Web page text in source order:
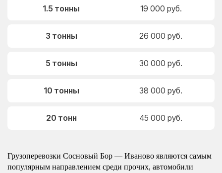
1.5 тонны 19 000 руб.
3 тонны 26 000 руб.
5 тонны 30 000 руб.
10 тонны 38 000 руб.
20 тонн 45 000 руб.
Грузоперевозки Сосновый Бор — Иваново являются самым
популярным направлением среди прочих, автомобили